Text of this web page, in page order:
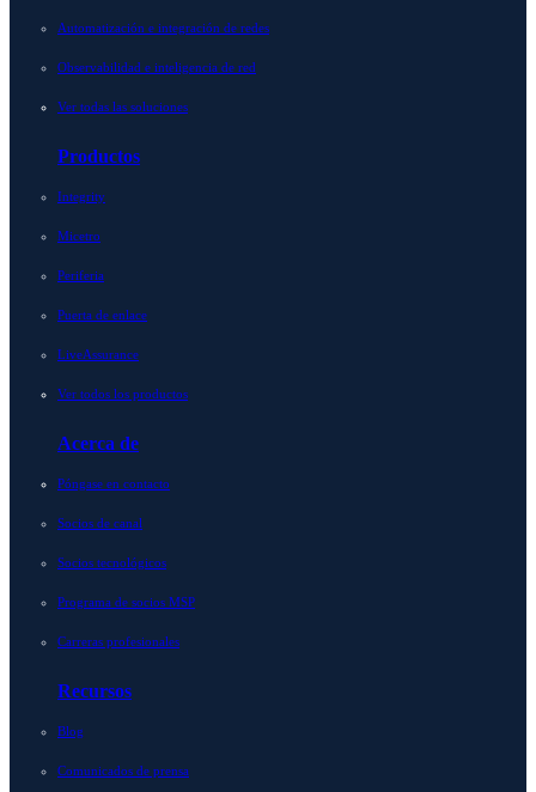
Automatización e integración de redes
Observabilidad e inteligencia de red
Ver todas las soluciones
Productos
Integrity
Micetro
Periferia
Puerta de enlace
LiveAssurance
Ver todos los productos
Acerca de
Póngase en contacto
Socios de canal
Socios tecnológicos
Programa de socios MSP
Carreras profesionales
Recursos
Blog
Comunicados de prensa